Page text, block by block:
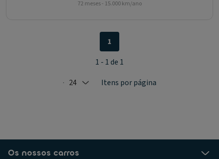
72 meses - 15.000 km/ano
Selected: 24
24 Itens por página
1
1 - 1 de 1
Os nossos carros